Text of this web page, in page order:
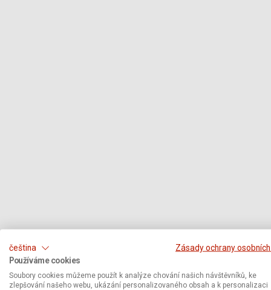
čeština
Zásady ochrany
Používáme cookies
Soubory cookies můžeme použít k analýze chování našich návštěvníků, ke
zlepšování našeho webu, ukázání personalizovaného obsah a k personalizaci